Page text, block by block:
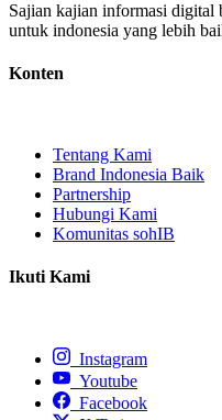
Sajian kajian informasi digital
untuk indonesia yang lebih
Konten
Tentang Kami
Brand Indonesia Baik
Partnership
Hubungi Kami
Komunitas sohIB
Ikuti Kami
Instagram
Youtube
Facebook